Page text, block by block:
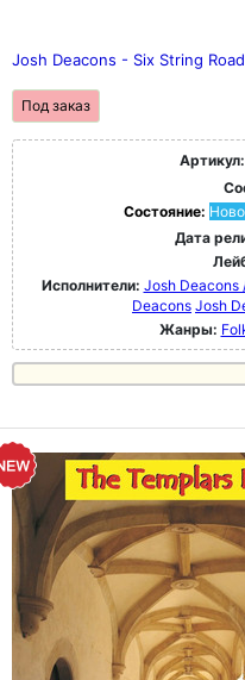
Josh Deacons - Six String
Под заказ
Артикул:
Состояние:
Дата
Исполнители: Josh Deacons
Deacons Josh
Жанры: